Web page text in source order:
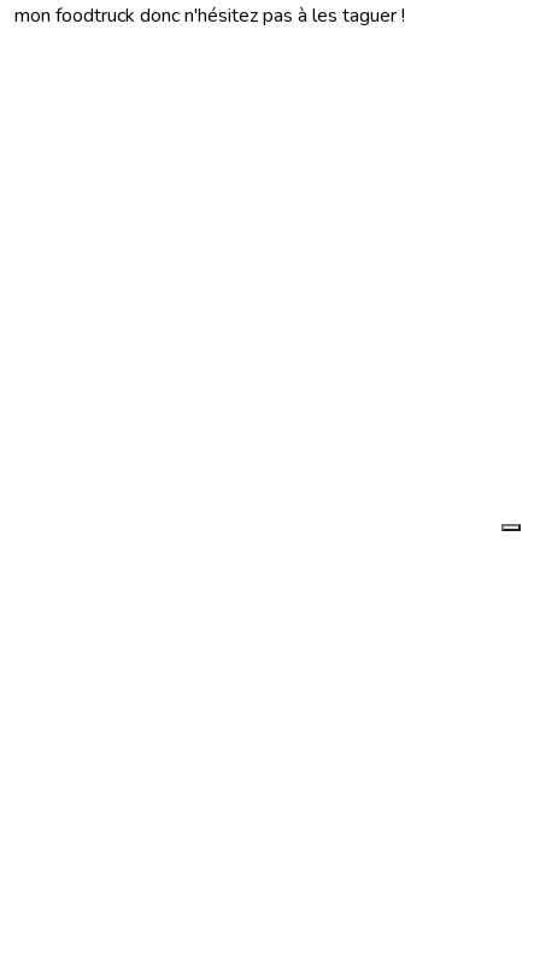
mon foodtruck donc n'hésitez pas à les taguer !